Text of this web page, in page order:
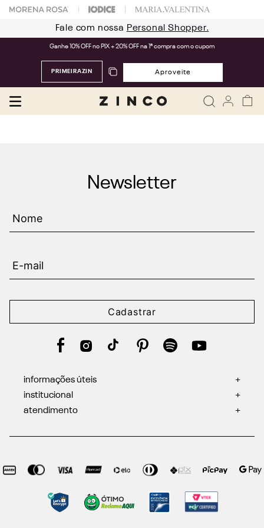
Fale com nossa Personal Shopper.
Ganhe 10% OFF no PIX + 20% OFF na 1ª compra com o cupom
PRIMEIRAZIN Aproveite
Newsletter
Cadastrar
informações úteis
+
institucional
+
atendimento
+